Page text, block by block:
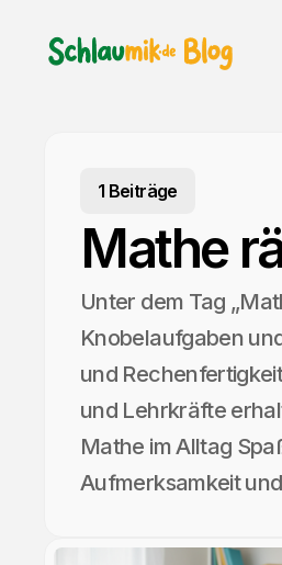
1 Beiträge
Mathe
Unter dem Tag
Knobelaufgaben
und
und Lehrkräfte
Mathe im Alltag
Aufmerksamkeit